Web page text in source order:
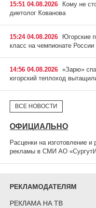
15:51 04.08.2026
Кому не
диетолог Кованова
15:24 04.08.2026
Югорские
класс на чемпионате России
14:56 04.08.2026 «Зарю»
югорский теплоход
ВСЕ НОВОСТИ
ОФИЦИАЛЬНО
Расценки на изготовление
рекламы в СМИ АО
РЕКЛАМОДАТЕЛЯМ
РЕКЛАМА НА ТВ